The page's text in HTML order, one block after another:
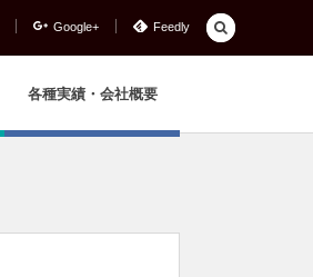
Google+ Feedly
各種実績・会社概要